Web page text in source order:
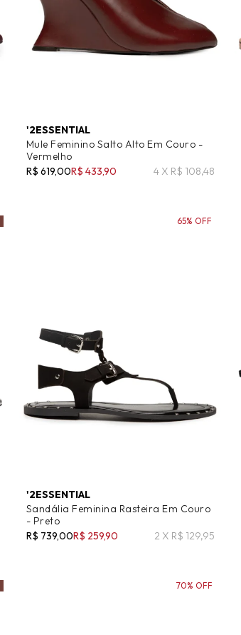
'2ESSENTIAL
Mule Feminino Salto Alto Em Couro -
Vermelho
R$ 619,00R$ 433,90 4 X R$ 108,48
'2ESSENTIAL
Sandália Feminina Rasteira Em Couro
- Preto
R$ 739,00R$ 259,90 2 X R$ 129,95
65% OFF
70% OFF